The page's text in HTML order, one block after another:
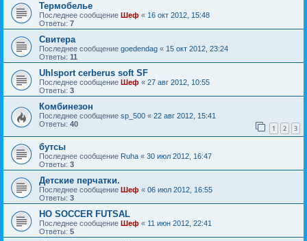
Термобелье
Последнее сообщение Шеф « 16 окт 2012, 15:48
Ответы: 7
Свитера
Последнее сообщение goedendag « 15 окт 2012, 23:24
Ответы: 11
Uhlsport cerberus soft SF
Последнее сообщение Шеф « 27 авг 2012, 10:55
Ответы: 3
Комбинезон
Последнее сообщение sp_500 « 22 авг 2012, 15:41
Ответы: 40 1 2 3
бутсы
Последнее сообщение Ruha « 30 июл 2012, 16:47
Ответы: 3
Детские перчатки.
Последнее сообщение Шеф « 06 июл 2012, 16:55
Ответы: 3
HO SOCCER FUTSAL
Последнее сообщение Шеф « 11 июн 2012, 22:41
Ответы: 5